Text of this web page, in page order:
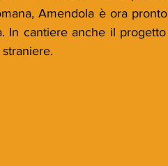
Amendola è ora
In cantiere anche il